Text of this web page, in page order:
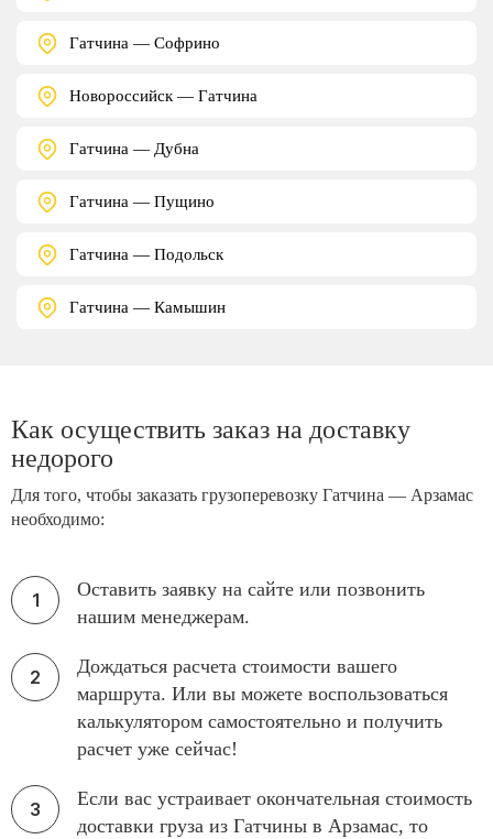
Гатчина — Софрино
Новороссийск — Гатчина
Гатчина — Дубна
Гатчина — Пущино
Гатчина — Подольск
Гатчина — Камышин
Как осуществить заказ на доставку
недорого
Для того, чтобы заказать грузоперевозку Гатчина — Арзамас
необходимо:
Оставить заявку на сайте или позвонить
нашим менеджерам.
Дождаться расчета стоимости вашего
маршрута. Или вы можете воспользоваться
калькулятором самостоятельно и получить
расчет уже сейчас!
Если вас устраивает окончательная стоимость
доставки груза из Гатчины в Арзамас, то